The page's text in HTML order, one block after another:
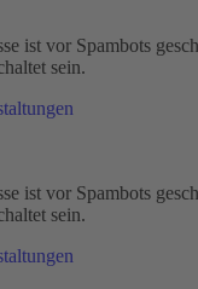
ist vor Spambots
sein.
ist vor Spambots
sein.